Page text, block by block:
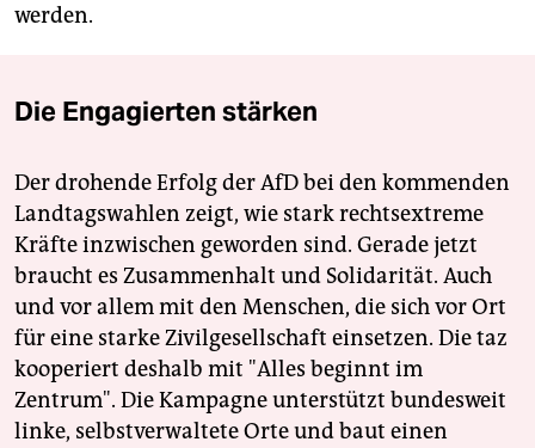
werden.
Die Engagierten stärken
Der drohende Erfolg der AfD bei den kommenden
Landtagswahlen zeigt, wie stark rechtsextreme
Kräfte inzwischen geworden sind. Gerade jetzt
braucht es Zusammenhalt und Solidarität. Auch
und vor allem mit den Menschen, die sich vor Ort
für eine starke Zivilgesellschaft einsetzen. Die taz
kooperiert deshalb mit "Alles beginnt im
Zentrum". Die Kampagne unterstützt bundesweit
linke, selbstverwaltete Orte und baut einen